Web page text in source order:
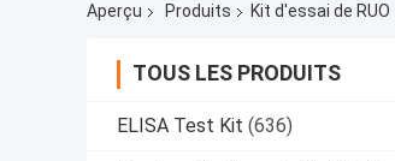
Aperçu Produits Kit d'essai de RUO
TOUS LES PRODUITS
ELISA Test Kit (636)